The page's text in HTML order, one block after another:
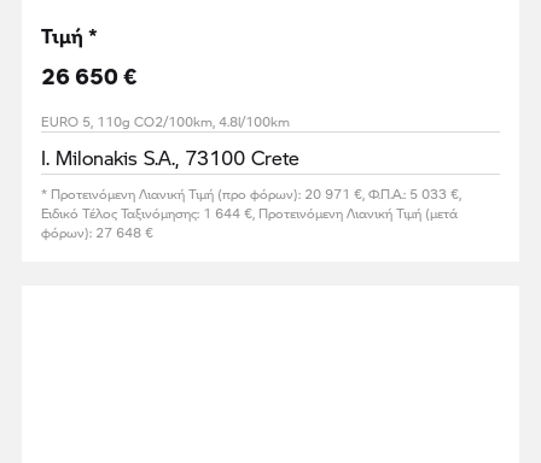
Τιμή *
26 650 €
EURO 5, 110g CO2/100km, 4.8l/100km
I. Milonakis S.A., 73100 Crete
* Προτεινόμενη Λιανική Τιμή (προ φόρων): 20 971 €, Φ.Π.Α.: 5 033 €,
Ειδικό Τέλος Ταξινόμησης: 1 644 €, Προτεινόμενη Λιανική Τιμή (μετά
φόρων): 27 648 €